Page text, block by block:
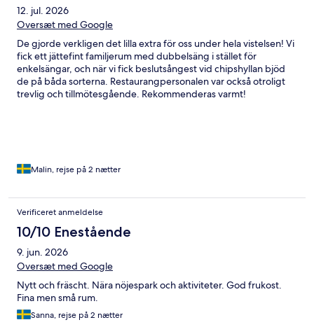
12. jul. 2026
Oversæt med Google
De gjorde verkligen det lilla extra för oss under hela vistelsen! Vi
fick ett jättefint familjerum med dubbelsäng i stället för
enkelsängar, och när vi fick beslutsångest vid chipshyllan bjöd
de på båda sorterna. Restaurangpersonalen var också otroligt
trevlig och tillmötesgående. Rekommenderas varmt!
Malin, rejse på 2 nætter
Verificeret anmeldelse
10/10 Enestående
9. jun. 2026
Oversæt med Google
Nytt och fräscht. Nära nöjespark och aktiviteter. God frukost.
Fina men små rum.
Sanna, rejse på 2 nætter